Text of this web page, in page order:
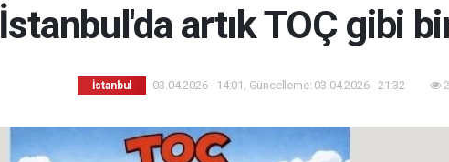
İstanbul'da artık TOÇ gibi
İstanbul 03.04.2026 - 14:01, Güncelleme: 03.04.2026 - 21:32